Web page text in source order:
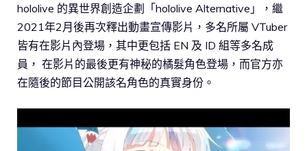
hololive 的異世界創造企劃「hololive Alternative」，繼
2021年2月後再次釋出動畫宣傳影片，多名所屬 VTuber
皆有在影片內登場，其中更包括 EN 及 ID 組等多名成
員， 在影片的最後更有神秘的橘髮角色登場，而官方亦
在隨後的節目公開該名角色的真實身份。